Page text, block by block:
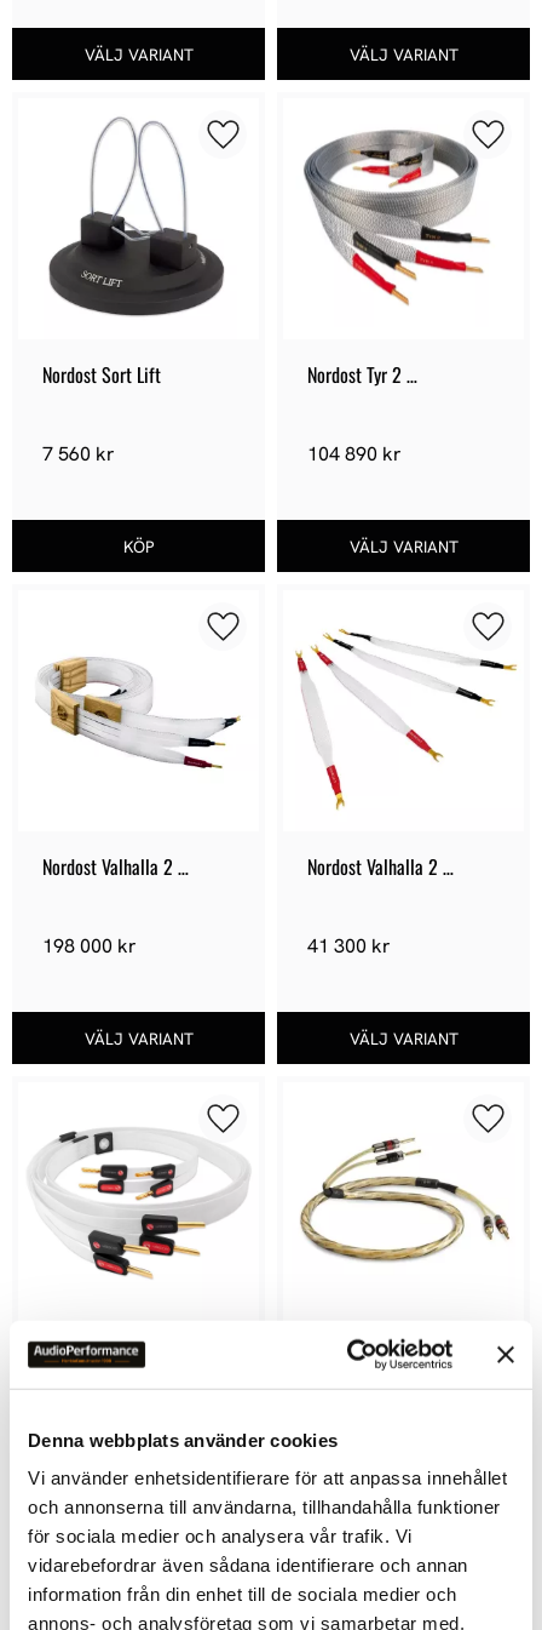
Denna webbplats använder cookies
Vi använder enhetsidentifierare för att anpassa innehållet
och annonserna till användarna, tillhandahålla funktioner
för sociala medier och analysera vår trafik. Vi
vidarebefordrar även sådana identifierare och annan
information från din enhet till de sociala medier och
annons- och analysföretag som vi samarbetar med.
Nordost Sort Lift
7 560 kr
Lägg till i favoriter
Nordost Tyr 2
104 890 kr
Lägg
Nordost Valhalla 2
198 000 kr
Lägg till i favoriter
Nordost Valhalla 2
41 300 kr
Lägg
Nordost White Lightning 3
Högtalarkablar
5 940kr
Lägg till i favoriter
QED Golden Anniversary
XT
3 790
Lägg
Lägg till i favoriter